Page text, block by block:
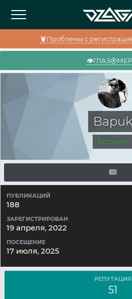
🦞Проблемы с
Bapuk
Ботаник
ПУБЛИКАЦИЙ
188
ЗАРЕГИСТРИРОВАН
19 апреля, 2022
ПОСЕЩЕНИЕ
17 июля, 2025
РЕПУТАЦИЯ
51